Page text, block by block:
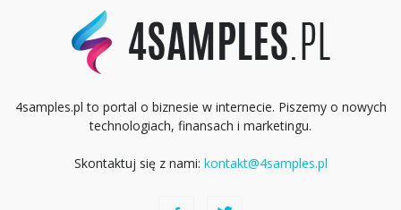
4samples.pl to portal o biznesie w internecie. Piszemy o nowych
technologiach, finansach i marketingu.
Skontaktuj się z nami: kontakt@4samples.pl